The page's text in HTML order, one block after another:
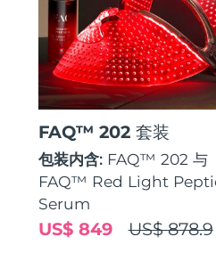
FAQ™ 202 套装
包装内含: FAQ™ 202 与
FAQ™ Red Light
Serum
US$ 878.9
US$ 849
LUNA™ 4
Massage, LED
LUNA™ 4
For men, anti-
LUNA™ 4
BEAR™ 2
Microcurrent
BEAR™ 2
Microcurrent
面部提拉护理
补水保湿
UFO™ 3 套装
Deep facial
UFO™ 3 LED
Near-infrared
issa™ 4
Hybrid silicone
issa™ 4 plus
Smart hybrid
FAQ™ 抗老护理
抗老
FAQ™ 101
FAQ™ 201
波斯尼亚和黑塞哥维那
文莱
保加利亚
加拿大
智利
中国